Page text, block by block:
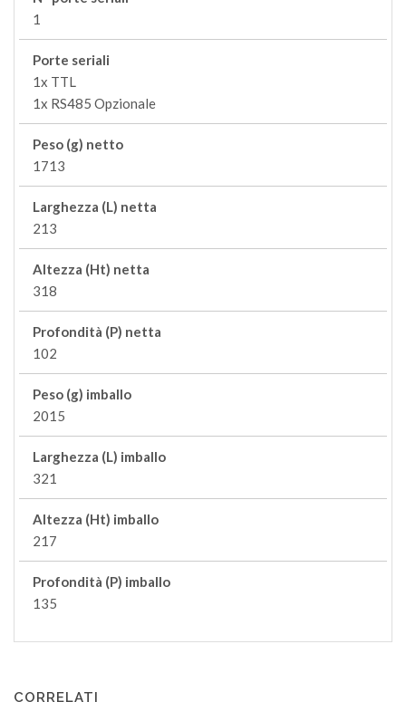
1
Porte seriali
1x TTL
1x RS485 Opzionale
Peso (g) netto
1713
Larghezza (L) netta
213
Altezza (Ht) netta
318
Profondità (P) netta
102
Peso (g) imballo
2015
Larghezza (L) imballo
321
Altezza (Ht) imballo
217
Profondità (P) imballo
135
CORRELATI